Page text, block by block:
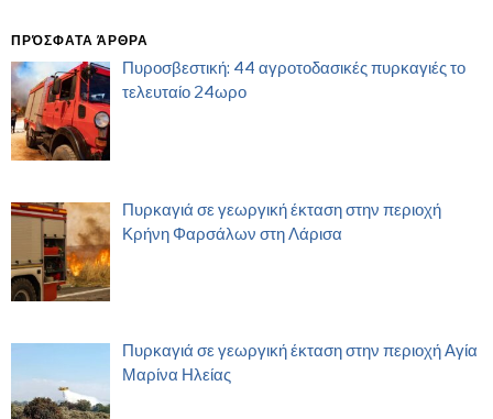
ΠΡΌΣΦΑΤΑ ΆΡΘΡΑ
Πυροσβεστική: 44 αγροτοδασικές πυρκαγιές το
τελευταίο 24ωρο
Πυρκαγιά σε γεωργική έκταση στην περιοχή
Κρήνη Φαρσάλων στη Λάρισα
Πυρκαγιά σε γεωργική έκταση στην περιοχή Αγία
Μαρίνα Ηλείας